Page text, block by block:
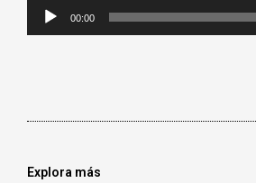
Reproductor
00:00
Explora más